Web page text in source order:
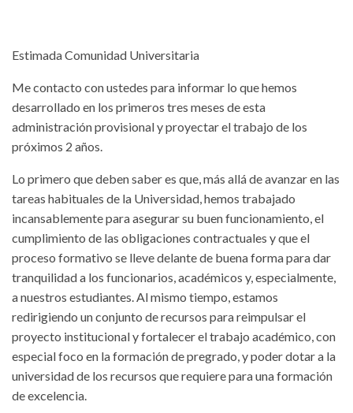
Estimada Comunidad Universitaria
Me contacto con ustedes para informar lo que hemos
desarrollado en los primeros tres meses de esta
administración provisional y proyectar el trabajo de los
próximos 2 años.
Lo primero que deben saber es que, más allá de avanzar en las
tareas habituales de la Universidad, hemos trabajado
incansablemente para asegurar su buen funcionamiento, el
cumplimiento de las obligaciones contractuales y que el
proceso formativo se lleve delante de buena forma para dar
tranquilidad a los funcionarios, académicos y, especialmente,
a nuestros estudiantes. Al mismo tiempo, estamos
redirigiendo un conjunto de recursos para reimpulsar el
proyecto institucional y fortalecer el trabajo académico, con
especial foco en la formación de pregrado, y poder dotar a la
universidad de los recursos que requiere para una formación
de excelencia.